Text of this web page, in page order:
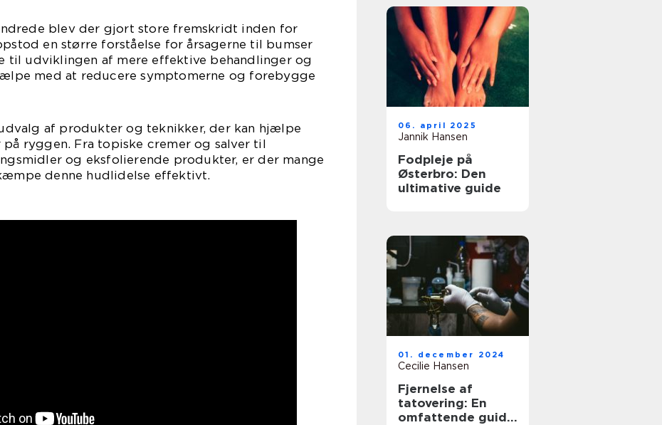
blev der gjort store fremskridt inden for
en større forståelse for årsagerne til bumser
til udviklingen af mere effektive behandlinger og
med at reducere symptomerne og forebygge
af produkter og teknikker, der kan hjælpe
ryggen. Fra topiske cremer og salver til
og eksfolierende produkter, er der mange
denne hudlidelse effektivt.
06. april 2025
Jannik Hansen
Fodpleje på
Østerbro: Den
ultimative guide
01. december 2024
Cecilie Hansen
Fjernelse af
tatovering: En
omfattende guide